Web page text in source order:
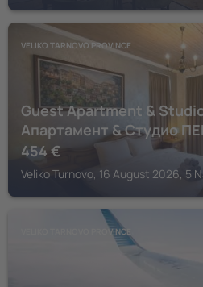
VELIKO TARNOVO PROVINCE
Guest Apartment &
Апартамент & Студио
454 €
Veliko Turnovo, 16 August 2026, 5
VELIKO TARNOVO PROVINCE